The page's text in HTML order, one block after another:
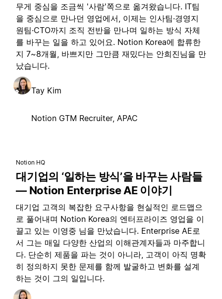
무게 중심을 조금씩 '사람'쪽으로 옮겨왔습니다. IT팀
을 중심으로 만나던 영업에서, 이제는 인사팀·경영지
원팀·CTO까지 조직 전반을 만나며 일하는 방식 자체
를 바꾸는 일을 하고 있어요. Notion Korea에 합류한
지 7~8개월, 바쁘지만 그만큼 재밌다는 안희진님을 만
났습니다.
Tay Kim
Notion GTM Recruiter, APAC
Notion HQ
대기업의 ‘일하는 방식’을 바꾸는 사람들
— Notion Enterprise AE 이야기
대기업 고객의 복잡한 요구사항을 현실적인 로드맵으
로 풀어내며 Notion Korea의 엔터프라이즈 영업을 이
끌고 있는 이영중 님을 만났습니다. Enterprise AE로
서 그는 매일 다양한 산업의 이해관계자들과 마주합니
다. 단순히 제품을 파는 것이 아니라, 고객이 아직 명확
히 정의하지 못한 문제를 함께 발굴하고 변화를 설계
하는 것이 그의 일입니다.